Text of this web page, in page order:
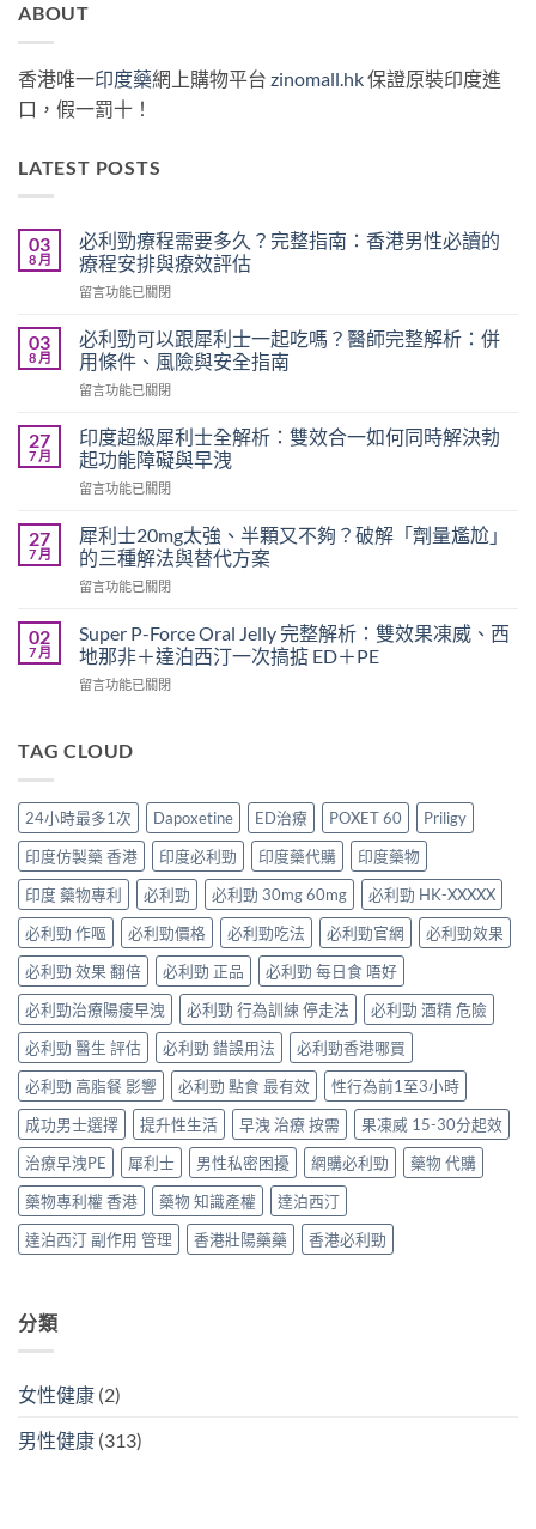
ABOUT
香港唯一印度藥網上購物平台 zinomall.hk保證原裝印度進
口，假一罰十！
LATEST POSTS
03
8 月
必利勁療程需要多久？完整指南：香港男性必讀的
療程安排與療效評估
在
利
勁
療
程
要
多
久？
完
指
南：
港
性
必
讀
安
與
療
效
評
估〉
中
留言功能已關閉
03
8 月
必利勁可以跟犀利士一起吃嗎？醫師完整解析：併
用條件、風險與安全指南
在
利
勁
可
以
犀
利
士
一
吃
嗎？
師
解
用
條
件、
風
險
與
安
全
指
南〉
中
留言功能已關閉
27
7 月
印度超級犀利士全解析：雙效合一如何同時解決勃
起功能障礙與早洩
在
度
超
級
犀
士
全
析：
合
何
同
時
解
決
勃
起
功
能
障
礙
與
早
洩〉
中
留言功能已關閉
27
7 月
犀利士20mg太強、半顆又不夠？破解「劑量尷尬」
的三種解法與替代方案
在
利
士
20mg
太
顆
夠？
破
解
「劑
量
尷
尬」
的
三
種
解
法
與
替
代
方
案〉
中
留言功能已關閉
02
7 月
Super P-Force Oral Jelly 完整解析：雙效果凍威、西
地那非＋達泊西汀一次搞掂 ED＋PE
在
Force
完
整
解
析：
雙
效
果
凍
威、
西
地
那
非
＋
達
泊
西
汀
一
次
搞
掂
ED
留言功能已關閉
TAG CLOUD
24小時最多1次 Dapoxetine ED治療 POXET 60
Priligy
印度仿製藥 香港
印度必利勁 印度藥代購
印度藥物
印度 藥物專利
必利勁 必利勁 30mg 60mg
必利勁 HK-XXXXX
必利勁 作嘔
必利勁價格 必利勁吃法 必利勁官網
必利勁效果
必利勁 效果 翻倍
必利勁 正品
必利勁 每日食 唔好
必利勁治療陽痿早洩
必利勁 行為訓練 停走法
必利勁 酒精 危險
必利勁 醫生 評估
必利勁 錯誤用法
必利勁香港哪買
必利勁 高脂餐 影響
必利勁 點食 最有效
性行為前1至3小時
成功男士選擇
提升性生活 早洩 治療 按需
果凍威 15-30分起效
治療早洩PE
犀利士 男性私密困擾 網購必利勁
藥物 代購
藥物專利權 香港
藥物 知識產權
達泊西汀
達泊西汀 副作用 管理
香港壯陽藥藥 香港必利勁
分類
女性健康 (2)
男性健康 (313)